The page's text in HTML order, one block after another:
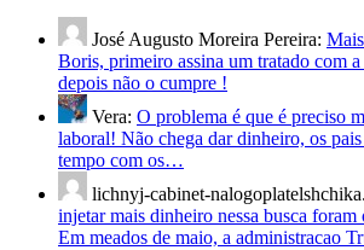
José Augusto Moreira Pereira:
Boris, primeiro assina um tratado com
depois não o cumpre !
Vera: O problema é que é preciso
laboral! Não chega dar dinheiro, os
tempo com os…
lichnyj-cabinet-
injetar mais dinheiro nessa busca foram
Em meados de maio, a administracao